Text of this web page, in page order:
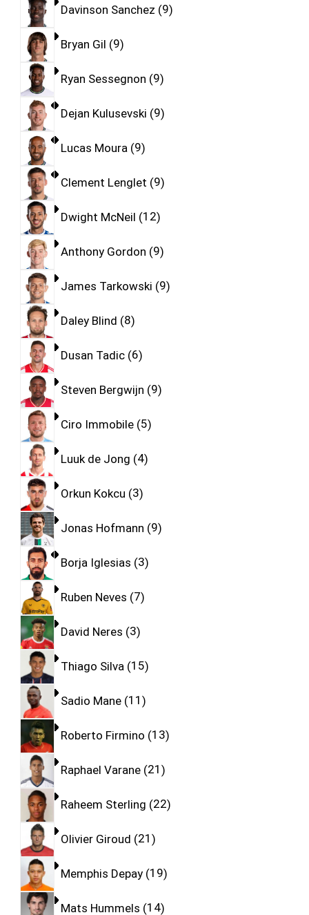
Davinson Sanchez 9
Bryan Gil 9
Ryan Sessegnon 9
Dejan Kulusevski 9
Lucas Moura 9
Clement Lenglet 9
Dwight McNeil 12
Anthony Gordon 9
James Tarkowski 9
Daley Blind 8
Dusan Tadic 6
Steven Bergwijn 9
Ciro Immobile 5
Luuk de Jong 4
Orkun Kokcu 3
Jonas Hofmann 9
Borja Iglesias 3
Ruben Neves 7
David Neres 3
Thiago Silva 15
Sadio Mane 11
Roberto Firmino 13
Raphael Varane 21
Raheem Sterling 22
Olivier Giroud 21
Memphis Depay 19
Mats Hummels 14